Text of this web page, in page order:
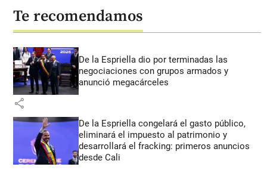
Te recomendamos
De la Espriella dio por terminadas las
negociaciones con grupos armados y
anunció megacárceles
share
De la Espriella congelará el gasto público,
eliminará el impuesto al patrimonio y
desarrollará el fracking: primeros anuncios
desde Cali